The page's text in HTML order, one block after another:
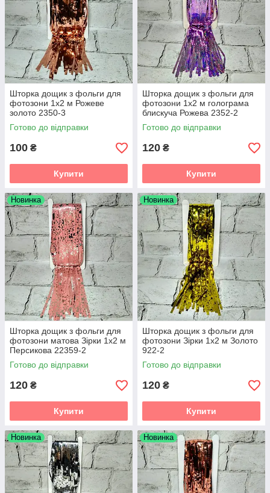
Шторка дощик з фольги для
фотозони 1х2 м Рожеве
золото 2350-3
Готово до відправки
100 ₴
Купити
Шторка дощик з фольги для
фотозони 1х2 м голограма
блискуча Рожева 2352-2
Готово до відправки
120 ₴
Купити
Новинка
Шторка дощик з фольги для
фотозони матова Зірки 1х2 м
Персикова 22359-2
Готово до відправки
120 ₴
Купити
Новинка
Шторка дощик з фольги для
фотозони Зірки 1х2 м Золото
922-2
Готово до відправки
120 ₴
Купити
Новинка Новинка